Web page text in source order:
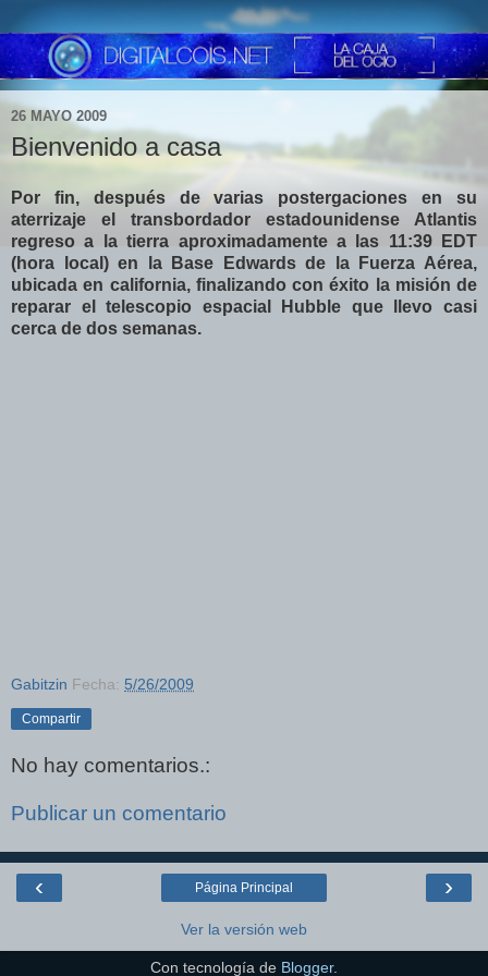
26 MAYO 2009
Bienvenido a casa
Por fin, después de varias postergaciones en su
aterrizaje el transbordador estadounidense Atlantis
regreso a la tierra aproximadamente a las 11:39 EDT
(hora local) en la Base Edwards de la Fuerza Aérea,
ubicada en california, finalizando con éxito la misión de
reparar el telescopio espacial Hubble que llevo casi
cerca de dos semanas.
Gabitzin Fecha: 5/26/2009
Compartir
No hay comentarios.:
Publicar un comentario
‹ ›
Página Principal
Ver la versión web
Con tecnología de Blogger.